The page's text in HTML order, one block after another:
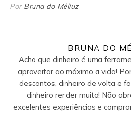
Por Bruna do Méliuz
BRUNA DO
Acho que dinheiro é uma
aproveitar ao máximo a vida!
descontos, dinheiro de volta e
dinheiro render muito! Não
excelentes experiências e